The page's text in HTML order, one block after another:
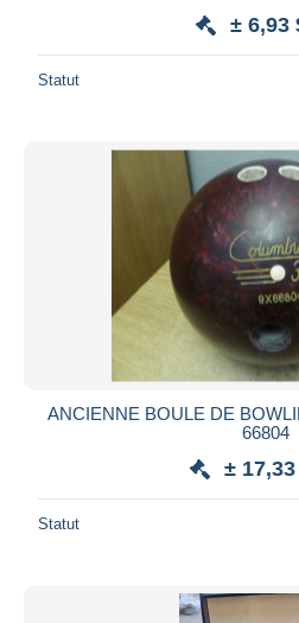
± 6,93
Statut
ANCIENNE BOULE DE
66804
±
Statut